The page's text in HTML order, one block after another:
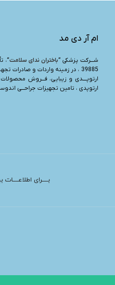
ام آر دی مد
شـــرکت پزشکی “باختران ندای سلامت
39885 ، در زمینه واردات و صادرات
ارتوپــــدی و زیبایی، فـــروش
ارتوپدی ، تامین تجهیزات جراحـــی
بــــرای